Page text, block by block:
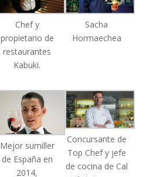
Chef y
propietario de
restaurantes
Kabuki.
Sacha
Hormaechea
Mejor sumiller
de España en
2014,
Concursante de
Top Chef y jefe
de cocina de Cal